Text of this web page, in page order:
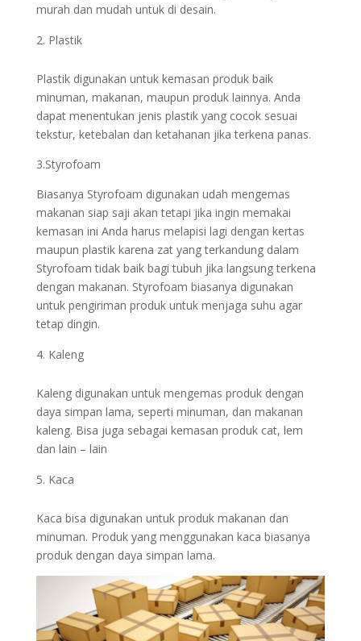
murah dan mudah untuk di desain.
Plastik
Plastik digunakan untuk kemasan produk baik
minuman, makanan, maupun produk lainnya. Anda
dapat menentukan jenis plastik yang cocok sesuai
tekstur, ketebalan dan ketahanan jika terkena panas.
3.Styrofoam
Biasanya Styrofoam digunakan udah mengemas
makanan siap saji akan tetapi jika ingin memakai
kemasan ini Anda harus melapisi lagi dengan kertas
maupun plastik karena zat yang terkandung dalam
Styrofoam tidak baik bagi tubuh jika langsung terkena
dengan makanan. Styrofoam biasanya digunakan
untuk pengiriman produk untuk menjaga suhu agar
tetap dingin.
Kaleng
Kaleng digunakan untuk mengemas produk dengan
daya simpan lama, seperti minuman, dan makanan
kaleng. Bisa juga sebagai kemasan produk cat, lem
dan lain – lain
Kaca
Kaca bisa digunakan untuk produk makanan dan
minuman. Produk yang menggunakan kaca biasanya
produk dengan daya simpan lama.